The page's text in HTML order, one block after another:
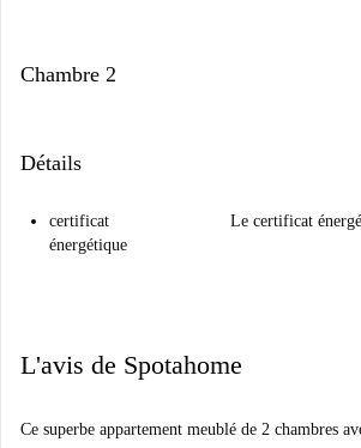
Chambre 2
Détails
certificat
énergétique
Le certificat
L'avis de Spotahome
Ce superbe appartement meublé de 2 chambres